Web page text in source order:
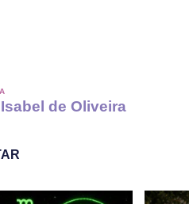
de Oliveira